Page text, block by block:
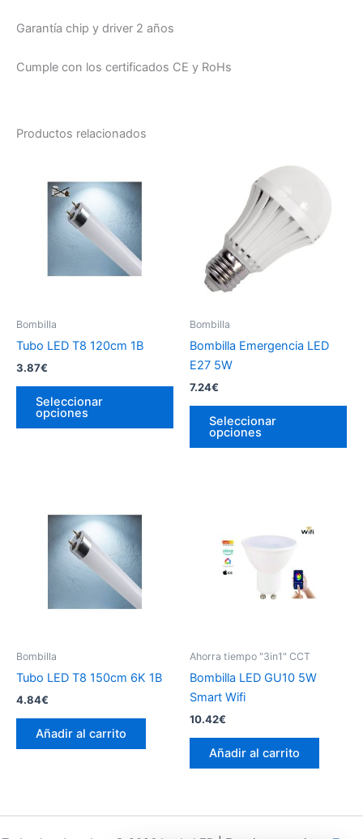
Garantía chip y driver 2 años
Cumple con los certificados CE y RoHs
Productos relacionados
Bombilla
Tubo LED T8 120cm 1B
3.87€
Seleccionar
opciones
Este
producto
tiene
múltiples
producto
Bombilla
Bombilla Emergencia LED
E27 5W
7.24€
Seleccionar
opciones
Bombilla
Tubo LED T8 150cm 6K 1B
4.84€
Añadir al carrito
Ahorra tiempo "3in1" CCT
Bombilla LED GU10 5W
Smart Wifi
10.42€
Añadir al carrito